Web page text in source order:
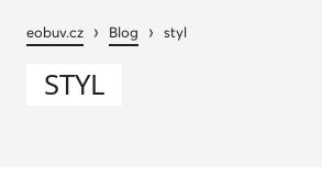
eobuv.cz › Blog › styl
STYL